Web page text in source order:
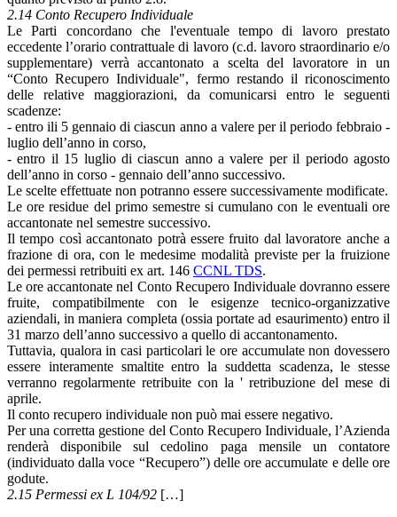
2.14 Conto Recupero Individuale
Le Parti concordano che l'eventuale tempo di lavoro prestato
eccedente l’orario contrattuale di lavoro (c.d. lavoro straordinario e/o
supplementare) verrà accantonato a scelta del lavoratore in un
“Conto Recupero Individuale", fermo restando il riconoscimento
delle relative maggiorazioni, da comunicarsi entro le seguenti
scadenze:
- entro ili 5 gennaio di ciascun anno a valere per il periodo febbraio -
luglio dell’anno in corso,
- entro il 15 luglio di ciascun anno a valere per il periodo agosto
dell’anno in corso - gennaio dell’anno successivo.
Le scelte effettuate non potranno essere successivamente modificate.
Le ore residue del primo semestre si cumulano con le eventuali ore
accantonate nel semestre successivo.
Il tempo così accantonato potrà essere fruito dal lavoratore anche a
frazione di ora, con le medesime modalità previste per la fruizione
dei permessi retribuiti ex art. 146 CCNL TDS.
Le ore accantonate nel Conto Recupero Individuale dovranno essere
fruite, compatibilmente con le esigenze tecnico-organizzative
aziendali, in maniera completa (ossia portate ad esaurimento) entro il
31 marzo dell’anno successivo a quello di accantonamento.
Tuttavia, qualora in casi particolari le ore accumulate non dovessero
essere interamente smaltite entro la suddetta scadenza, le stesse
verranno regolarmente retribuite con la ' retribuzione del mese di
aprile.
Il conto recupero individuale non può mai essere negativo.
Per una corretta gestione del Conto Recupero Individuale, l’Azienda
renderà disponibile sul cedolino paga mensile un contatore
(individuato dalla voce “Recupero”) delle ore accumulate e delle ore
godute.
2.15 Permessi ex L 104/92 […]